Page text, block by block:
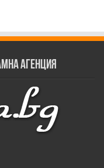
агенция